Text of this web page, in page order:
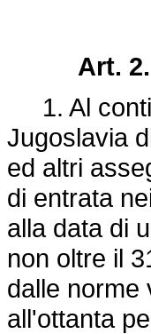
Art. 2.
1. Al
Jugoslavia
ed altri
di entrata
alla data di
non oltre il
dalle norme
all'ottanta